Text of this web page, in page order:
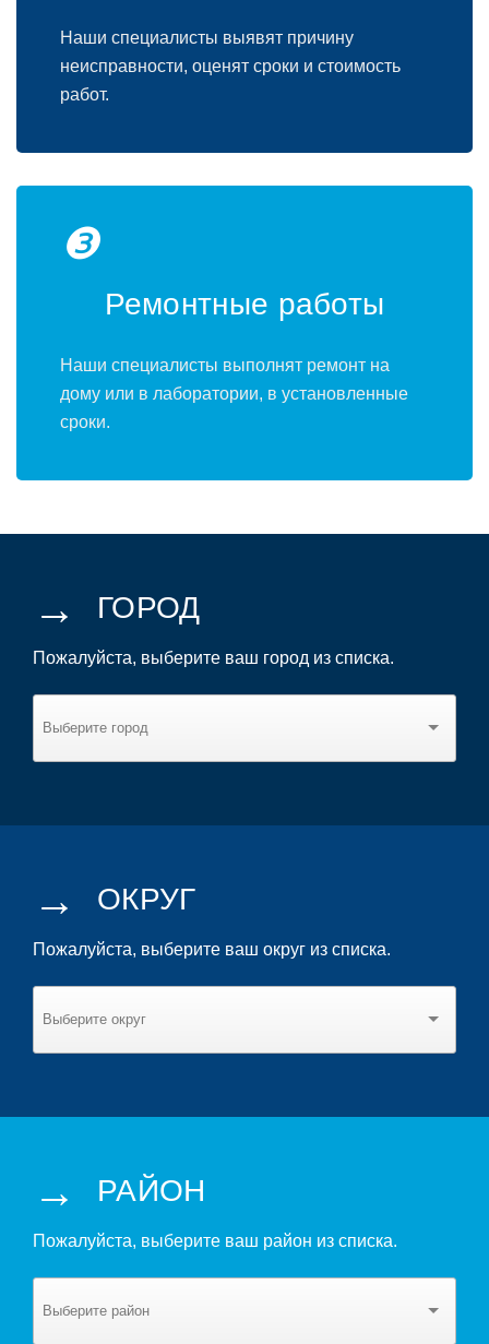
Наши специалисты выявят причину
неисправности, оценят сроки и стоимость
работ.
❸
Ремонтные работы
Наши специалисты выполнят ремонт на
дому или в лаборатории, в установленные
сроки.
→ ГОРОД
Пожалуйста, выберите ваш город из списка.
→ ОКРУГ
Пожалуйста, выберите ваш округ из списка.
→ РАЙОН
Пожалуйста, выберите ваш район из списка.